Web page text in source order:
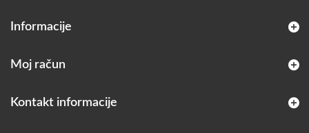
Informacije
Moj račun
Kontakt informacije